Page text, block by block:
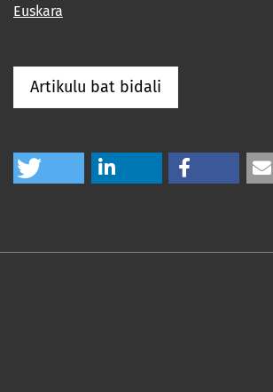
Euskara
Artikulu bat bidali